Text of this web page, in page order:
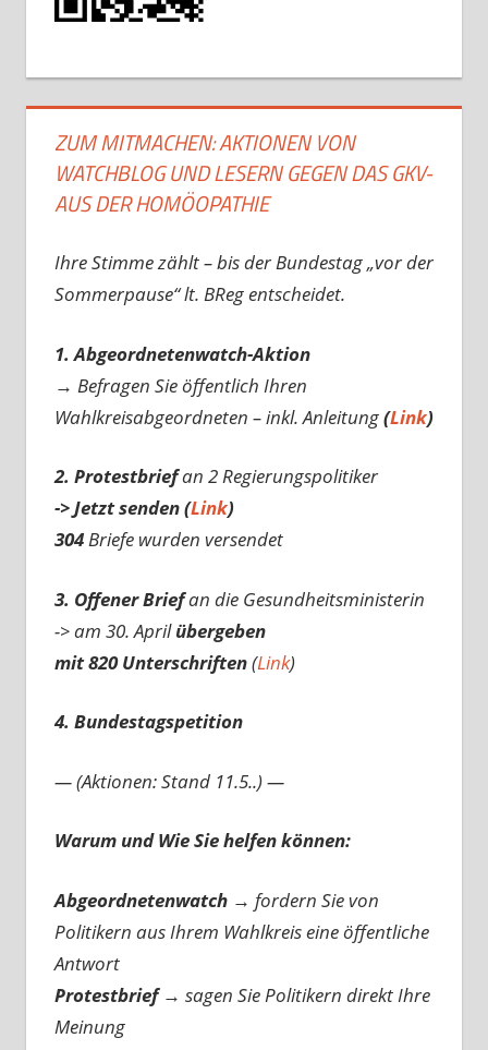
ZUM MITMACHEN: AKTIONEN VON
WATCHBLOG UND LESERN GEGEN DAS GKV-
AUS DER HOMÖOPATHIE
Ihre Stimme zählt – bis der Bundestag „vor der
Sommerpause“ lt. BReg entscheidet.
1. Abgeordnetenwatch-Aktion
→ Befragen Sie öffentlich Ihren
Wahlkreisabgeordneten – inkl. Anleitung(Link)
2. Protestbriefan 2 Regierungspolitiker
-> Jetzt senden (Link)
304Briefe wurden versendet
3. Offener Briefan die Gesundheitsministerin
-> am 30. Aprilübergeben
mit 820 Unterschriften(Link)
4. Bundestagspetition
— (Aktionen: Stand 11.5..) —
Warum und Wie Sie helfen können:
Abgeordnetenwatch → fordern Sie von
Politikern aus Ihrem Wahlkreis eine öffentliche
Antwort
Protestbrief → sagen Sie Politikern direkt Ihre
Meinung